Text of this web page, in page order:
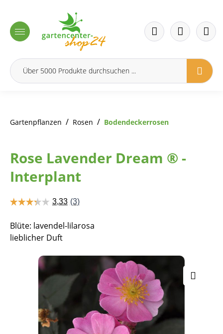
Gartenpflanzen / Rosen / Bodendeckerrosen
Rose Lavender Dream ® -
Interplant
Blüte: lavendel-lilarosa
lieblicher Duft